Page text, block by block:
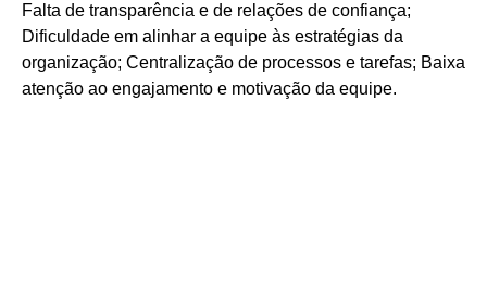
Falta de transparência e de relações de confiança;
Dificuldade em alinhar a equipe às estratégias da
organização; Centralização de processos e tarefas; Baixa
atenção ao engajamento e motivação da equipe.